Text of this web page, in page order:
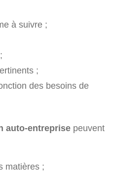
à suivre ;
;
des besoins de
auto-entreprise peuvent
matières ;